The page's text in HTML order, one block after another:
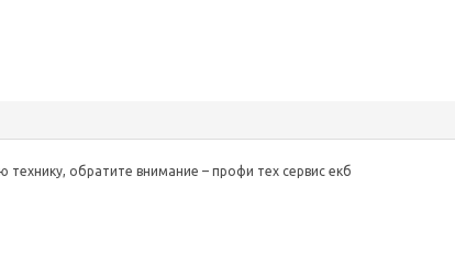
технику, обратите внимание –профи тех сервис екб